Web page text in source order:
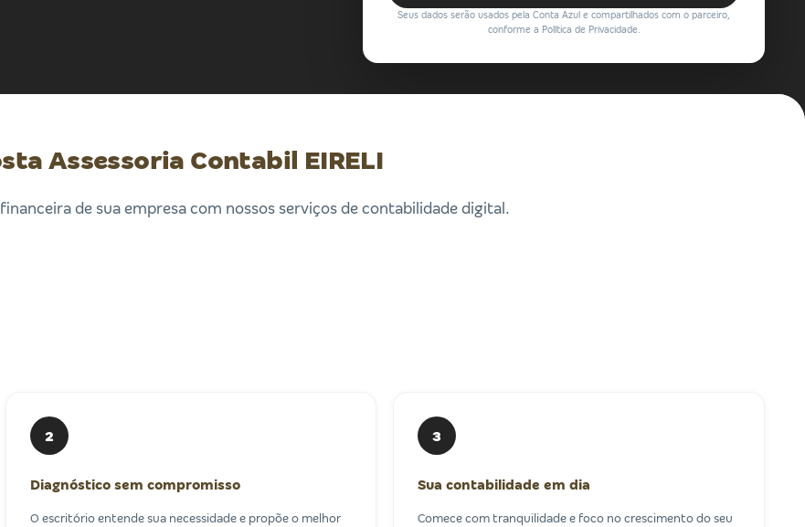
Seus dados serão usados pela Conta Azul e compartilhados com o parceiro,
conforme a Política de Privacidade.
Assessoria Contabil EIRELI
de sua empresa com nossos serviços de contabilidade digital.
2
Diagnóstico sem compromisso
O escritório entende sua necessidade e propõe o melhor
3
Sua contabilidade em dia
Comece com tranquilidade e foco no crescimento do seu